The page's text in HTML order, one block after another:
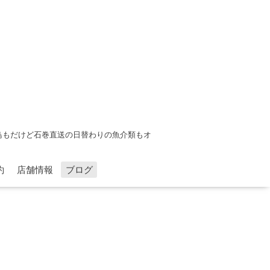
だけど石巻直送の日替わりの魚介類もオ
店舗情報 ブログ